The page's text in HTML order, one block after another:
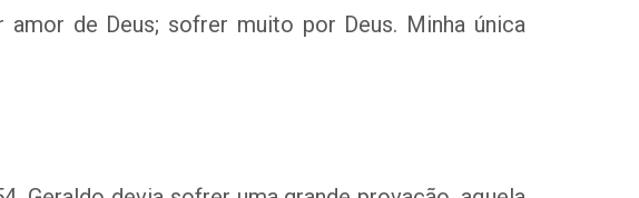
de Deus; sofrer muito por Deus. Minha única